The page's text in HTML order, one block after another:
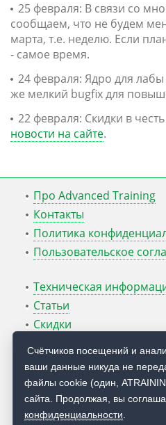
25 февраля: В связи со
сообщаем, что не будем
марта, т.е. неделю. Если
- самое время.
24 февраля: Ядро для лабы
же мелкий bugfix для
22 февраля: Скидки в
новости на сайте.
Про Advanced Training
Контакты
Политика
Пользовательское
Техническая
Статьи
Скидки
Блог Руслана
© 2009 — 2026 Учебный
Счётчиков посещений и
ваши данные никуда не
файлы cookie (один,
сайта. Продолжая, вы
конфиденциальности